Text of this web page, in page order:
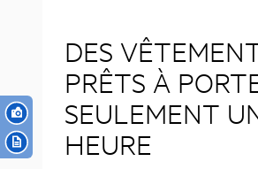
DES
PRÊTS À
SEULEMENT
HEURE